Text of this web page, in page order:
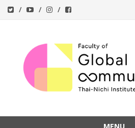
content